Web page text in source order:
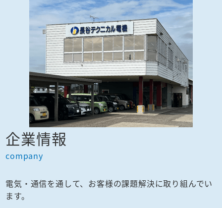
企業情報
company
電気・通信を通して、お客様の課題解決に取り組んでい
ます。